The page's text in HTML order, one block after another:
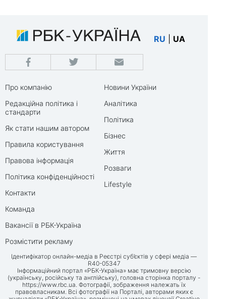
RU UA
Про компанію
Редакційна політика і
стандарти
Як стати нашим автором
Правила користування
Правова інформація
Політика конфіденційності
Контакти
Команда
Вакансії в РБК-Україна
Розмістити рекламу
Новини України
Аналітика
Політика
Бізнес
Життя
Розваги
Lifestyle
Ідентифікатор онлайн-медіа в Реєстрі суб’єктів у сфері медіа —
R40-05347
Інформаційний портал «РБК-Україна» має тримовну версію
(українську, російську та англійську), головна сторінка порталу -
https://www.rbc.ua. Фотографії, зображення належать їх
правовласникам. Всі фотографії на Порталі, авторами яких є